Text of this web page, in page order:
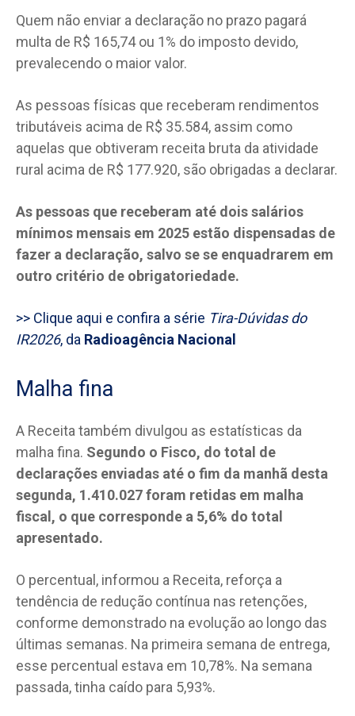
Quem não enviar a declaração no prazo pagará
multa de R$ 165,74 ou 1% do imposto devido,
prevalecendo o maior valor.
As pessoas físicas que receberam rendimentos
tributáveis acima de R$ 35.584, assim como
aquelas que obtiveram receita bruta da atividade
rural acima de R$ 177.920, são obrigadas a declarar.
As pessoas que receberam até dois salários
mínimos mensais em 2025 estão dispensadas de
fazer a declaração, salvo se se enquadrarem em
outro critério de obrigatoriedade.
>> Clique aqui e confira a série Tira-Dúvidas do
IR2026, da Radioagência Nacional
Malha fina
A Receita também divulgou as estatísticas da
malha fina. Segundo o Fisco, do total de
declarações enviadas até o fim da manhã desta
segunda, 1.410.027 foram retidas em malha
fiscal, o que corresponde a 5,6% do total
apresentado.
O percentual, informou a Receita, reforça a
tendência de redução contínua nas retenções,
conforme demonstrado na evolução ao longo das
últimas semanas. Na primeira semana de entrega,
esse percentual estava em 10,78%. Na semana
passada, tinha caído para 5,93%.